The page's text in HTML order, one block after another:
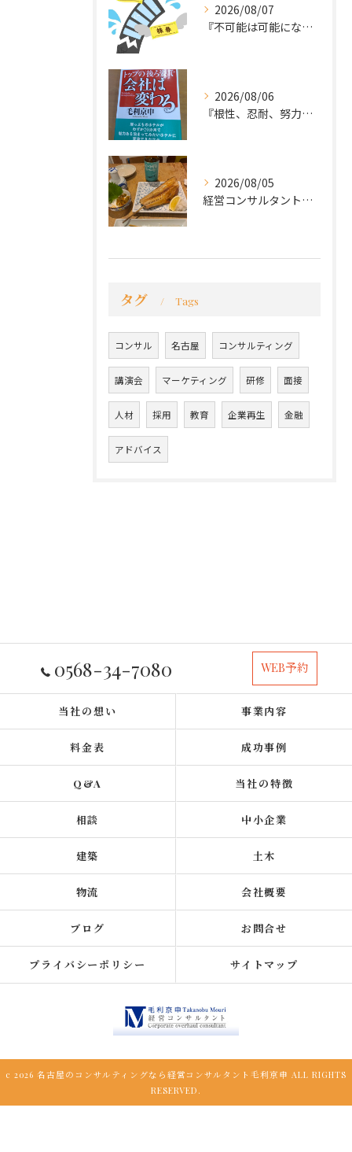
2026/08/07
『不可能は可能になる』
2026/08/06
『根性、忍耐、努力という言葉は死語なのか』
2026/08/05
経営コンサルタントのモーちゃん・毛利京申です。
タグ Tags
コンサル 名古屋 コンサルティング
講演会 マーケティング 研修 面接
人材 採用 教育 企業再生 金融
アドバイス
0568-34-7080 WEB予約
当社の想い 事業内容
料金表 成功事例
Q&A 当社の特徴
相談 中小企業
建築 土木
物流 会社概要
ブログ お問合せ
プライバシーポリシー サイトマップ
c 2026 名古屋のコンサルティングなら経営コンサルタント毛利京申 ALL RIGHTS
RESERVED.